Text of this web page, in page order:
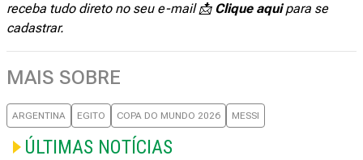
receba tudo direto no seu e-mail 📩 Clique aquipara se
cadastrar.
MAIS SOBRE
ARGENTINA EGITO COPA DO MUNDO 2026 MESSI
ÚLTIMAS NOTÍCIAS